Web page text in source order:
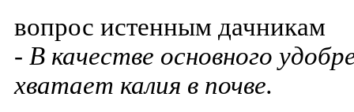
вопрос истенным дачникам
- В качестве основного
хватает калия в почве.